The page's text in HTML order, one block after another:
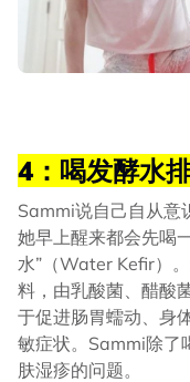
4：喝发酵水
Sammi说自己自从意
她早上醒来都会先喝
水”（Water Kefir）
料，由乳酸菌、醋酸
于促进肠胃蠕动、身
敏症状。Sammi除了
肤湿疹的问题。